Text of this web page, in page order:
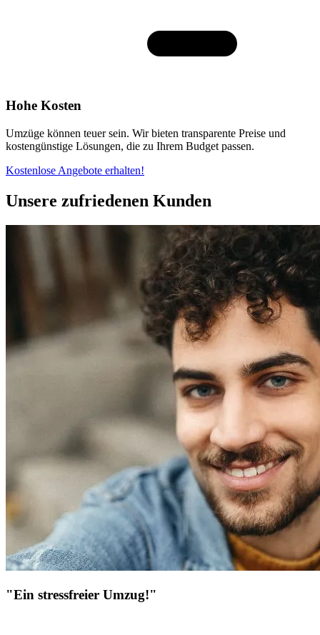
Hohe Kosten
Umzüge können teuer sein. Wir bieten transparente Preise und
kostengünstige Lösungen, die zu Ihrem Budget passen.
Kostenlose Angebote erhalten!
Unsere zufriedenen Kunden
"Ein stressfreier Umzug!"